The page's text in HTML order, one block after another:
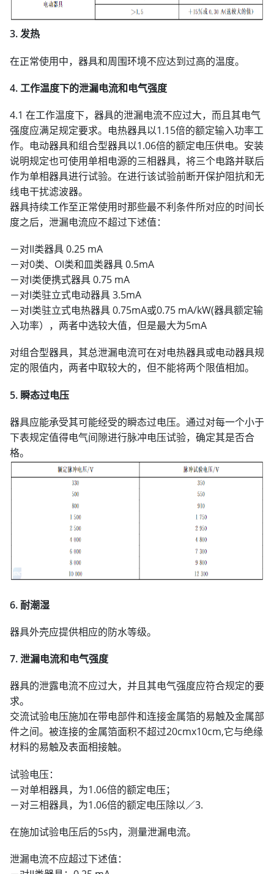
3. 发热
在正常使用中，器具和周围环境不应达到过高的温度。
4. 工作温度下的泄漏电流和电气强度
4.1 在工作温度下，器具的泄漏电流不应过大，而且其电气
强度应满足规定要求。电热器具以1.15倍的额定输入功率工
作。电动器具和组合型器具以1.06倍的额定电压供电。安装
说明规定也可使用单相电源的三相器具，将三个电路并联后
作为单相器具进行试验。在进行该试验前断开保护阻抗和无
线电干扰滤波器。
器具持续工作至正常使用时那些最不利条件所对应的时间长
度之后，泄漏电流应不超过下述值：
－对II类器具 0.25 mA
－对0类、OI类和皿类器具 0.5mA
－对I类便携式器具 0.75 mA
－对I类驻立式电动器具 3.5mA
－对I类驻立式电热器具 0.75mA或0.75 mA/kW(器具额定输
入功率），两者中选较大值，但是最大为5mA
对组合型器具，其总泄漏电流可在对电热器具或电动器具规
定的限值内，两者中取较大的，但不能将两个限值相加。
5. 瞬态过电压
器具应能承受其可能经受的瞬态过电压。通过对每一个小于
下表规定值得电气间隙进行脉冲电压试验，确定其是否合
格。
6. 耐潮湿
器具外壳应提供相应的防水等级。
7. 泄漏电流和电气强度
器具的泄露电流不应过大，并且其电气强度应符合规定的要
求。
交流试验电压施加在带电部件和连接金属箔的易触及金属部
件之间。被连接的金属箔面积不超过20cmx10cm,它与绝缘
材料的易触及表面相接触。
试验电压：
－对单相器具，为1.06倍的额定电压；
－对三相器具，为1.06倍的额定电压除以／3.
在施加试验电压后的5s内，测量泄漏电流。
泄漏电流不应超过下述值：